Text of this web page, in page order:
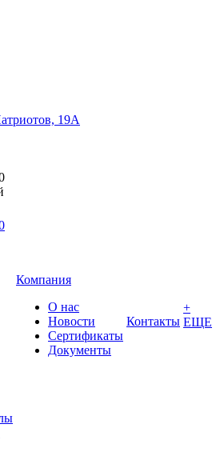
19А
Компания
О нас
Новости
Сертификаты
Документы
Контакты
+
ЕЩЕ